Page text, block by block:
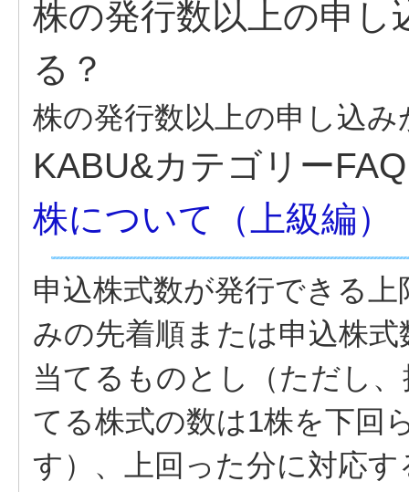
株の発行数以上の申
る？
株の発行数以上の申し込
KABU&カテゴリー
株について（上級編）
申込株式数が発行できる
みの先着順または申込株
当てるものとし（ただし
てる株式の数は1株を下回
す）、上回った分に対応